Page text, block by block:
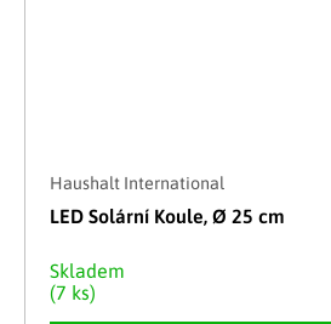
Haushalt International
LED Solární Koule, Ø 25 cm
Skladem
(7 ks)